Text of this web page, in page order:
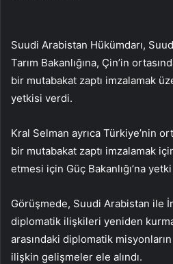
Suudi Arabistan Hükümdarı,
Tarım Bakanlığına, Çin’in
bir mutabakat zaptı imzalamak
yetkisi verdi.
Kral Selman ayrıca Türkiye’nin
bir mutabakat zaptı imzalamak
etmesi için Güç Bakanlığı’na
Görüşmede, Suudi Arabistan ile
diplomatik ilişkileri yeniden
arasındaki diplomatik
ilişkin gelişmeler ele alındı.